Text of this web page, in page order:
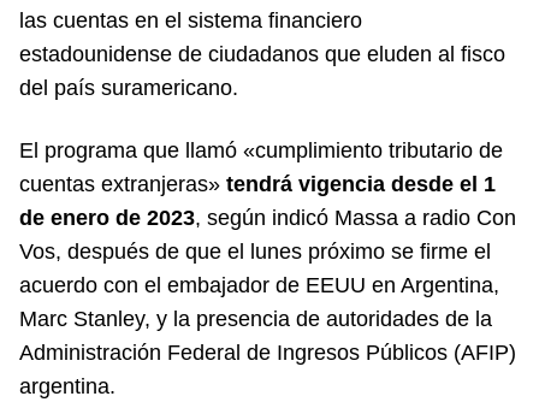
las cuentas en el sistema financiero
estadounidense de ciudadanos que eluden al fisco
del país suramericano.
El programa que llamó «cumplimiento tributario de
cuentas extranjeras» tendrá vigencia desde el 1
de enero de 2023, según indicó Massa a radio Con
Vos, después de que el lunes próximo se firme el
acuerdo con el embajador de EEUU en Argentina,
Marc Stanley, y la presencia de autoridades de la
Administración Federal de Ingresos Públicos (AFIP)
argentina.